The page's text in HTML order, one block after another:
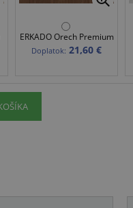
ERKADO Orech Premium
Doplatok: 21,60 €